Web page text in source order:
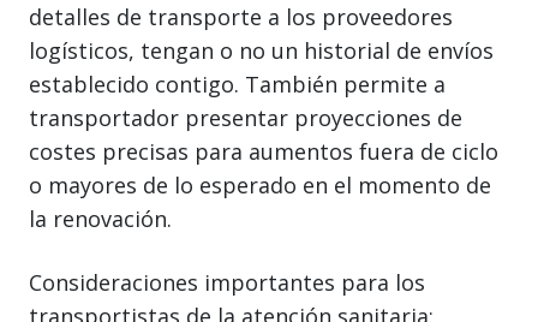
detalles de transporte a los proveedores
logísticos, tengan o no un historial de envíos
establecido contigo. También permite a
transportador presentar proyecciones de
costes precisas para aumentos fuera de ciclo
o mayores de lo esperado en el momento de
la renovación.
Consideraciones importantes para los
transportistas de la atención sanitaria: